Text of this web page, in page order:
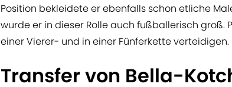
Position bekleidete er ebenfalls schon etliche
wurde er in dieser Rolle auch fußballerisch groß.
einer Vierer- und in einer Fünferkette verteidigen.
Transfer von Bella-